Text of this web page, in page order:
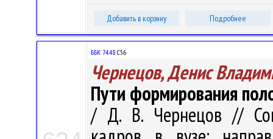
Добавить в корзину Подробнее
ББК 74.48 С56
Чернецов, Денис
Пути формирования
/ Д. В. Чернецов //